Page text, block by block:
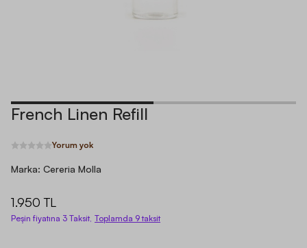
French Linen Refill
Yorum yok
Marka: Cereria Molla
1.950 TL
Peşin fiyatına 3 Taksit, Toplamda 9taksit